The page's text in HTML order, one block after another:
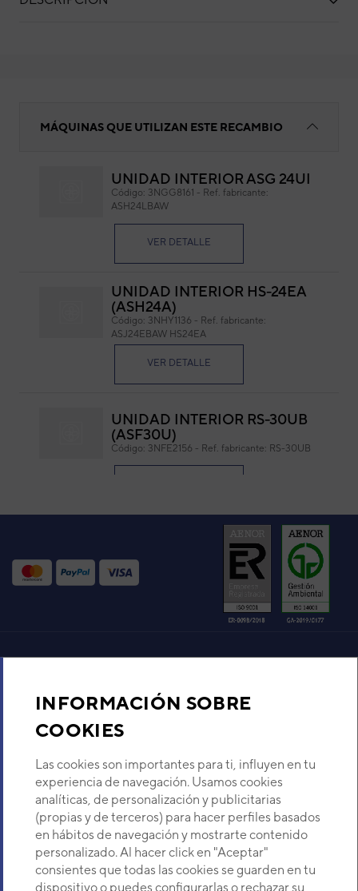
INFORMACIÓN SOBRE
COOKIES
Las cookies son importantes para ti, influyen en tu
experiencia de navegación. Usamos cookies
analíticas, de personalización y publicitarias
(propias y de terceros) para hacer perfiles basados
en hábitos de navegación y mostrarte contenido
personalizado. Al hacer click en "Aceptar"
consientes que todas las cookies se guarden en tu
dispositivo o puedes configurarlas o rechazar su
MÁQUINAS QUE UTILIZAN ESTE RECAMBIO
UNIDAD INTERIOR ASG 24UI
Código: 3NGG8161 - Ref. fabricante:
ASH24LBAW
VER DETALLE
UNIDAD INTERIOR HS-24EA
(ASH24A)
Código: 3NHY1136 - Ref. fabricante:
ASJ24EBAW HS24EA
VER DETALLE
UNIDAD INTERIOR RS-30UB
(ASF30U)
Código: 3NFE2156 - Ref. fabricante: RS-30UB
U. INTERIOR RSM-24LA MULTI
Código: Ref. fabricante: RSM24LA
AS30 UNIDAD INTERIOR
ASG30UFAJR
UNIDAD INTERIOR ASY50FB
(ASY18F)
Código: 3NGF1121 - Ref. fabricante: ASY18FBBN
VER DETALLE
Sobre Nosotros
Descubre Eurofred
Dónde Estamos